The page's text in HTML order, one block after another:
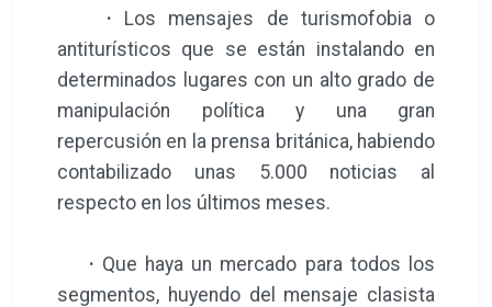
· Los mensajes de turismofobia o
antiturísticos que se están instalando en
determinados lugares con un alto grado de
manipulación política y una gran
repercusión en la prensa británica, habiendo
contabilizado unas 5.000 noticias al
respecto en los últimos meses.
· Que haya un mercado para todos los
segmentos, huyendo del mensaje clasista